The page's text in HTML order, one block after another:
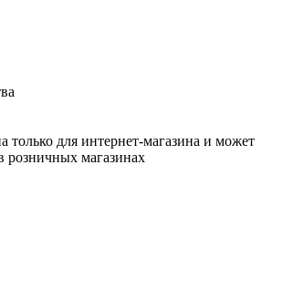
только для интернет-магазина и может
розничных магазинах